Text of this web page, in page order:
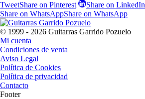
TweetShare on Pinterest Share on LinkedIn
Share on WhatsAppShare on WhatsApp
© 1999 - 2026 Guitarras Garrido Pozuelo
Mi cuenta
Condiciones de venta
Aviso Legal
Política de Cookies
Política de privacidad
Contacto
Footer